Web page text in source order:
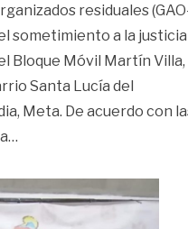
residuales
sometimiento a la justicia
Bloque Móvil Martín Villa,
Santa Lucía del
Meta. De acuerdo con
…